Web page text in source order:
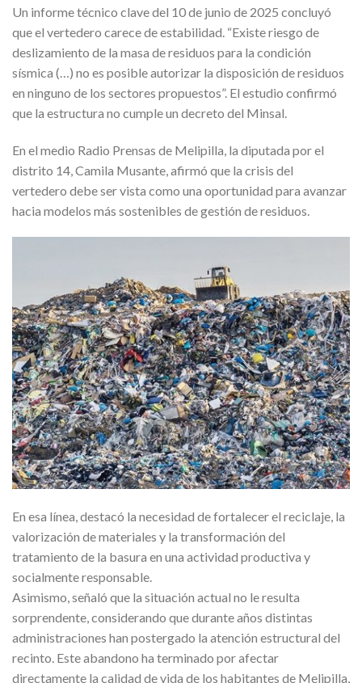
Un informe técnico clave del 10 de junio de 2025 concluyó
que el vertedero carece de estabilidad. “Existe riesgo de
deslizamiento de la masa de residuos para la condición
sísmica (…) no es posible autorizar la disposición de residuos
en ninguno de los sectores propuestos”. El estudio confirmó
que la estructura no cumple un decreto del Minsal.
En el medio Radio Prensas de Melipilla, la diputada por el
distrito 14, Camila Musante, afirmó que la crisis del
vertedero debe ser vista como una oportunidad para avanzar
hacia modelos más sostenibles de gestión de residuos.
En esa línea, destacó la necesidad de fortalecer el reciclaje, la
valorización de materiales y la transformación del
tratamiento de la basura en una actividad productiva y
socialmente responsable.
Asimismo, señaló que la situación actual no le resulta
sorprendente, considerando que durante años distintas
administraciones han postergado la atención estructural del
recinto. Este abandono ha terminado por afectar
directamente la calidad de vida de los habitantes de Melipilla,